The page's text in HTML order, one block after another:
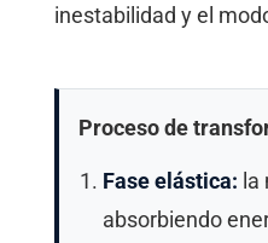
inestabilidad y el
Proceso de
Fase elástica: la
absorbiendo